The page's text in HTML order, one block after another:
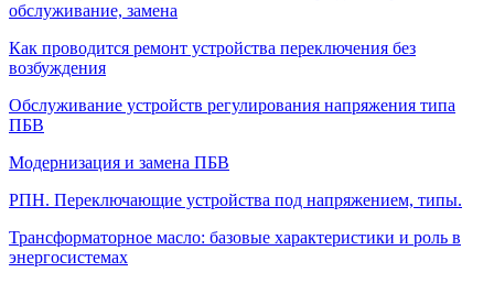
обслуживание, замена
Как проводится ремонт устройства переключения без
возбуждения
Обслуживание устройств регулирования напряжения типа
ПБВ
Модернизация и замена ПБВ
РПН. Переключающие устройства под напряжением, типы.
Трансформаторное масло: базовые характеристики и роль в
энергосистемах